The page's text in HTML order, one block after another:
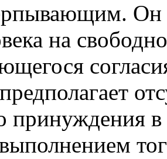
Он
на
принуждения в